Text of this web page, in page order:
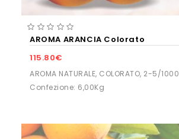
AROMA ARANCIA Colorato
115.80€
AROMA NATURALE, COLORATO, 2-5/1000
Confezione: 6,00Kg